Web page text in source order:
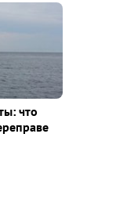
что